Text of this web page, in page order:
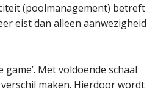
(poolmanagement) betreft
eist dan alleen aanwezigheid
Met voldoende schaal
maken. Hierdoor wordt